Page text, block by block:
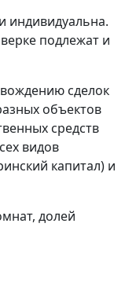
индивидуальна.
подлежат и
сделок
объектов
средств
видов
капитал) и
долей